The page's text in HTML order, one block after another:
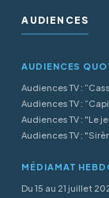
AUDIENCES
AUDIENCES
Audiences TV :
Audiences TV :
Audiences TV : "Le
Audiences TV :
MÉDIAMAT
Du 15 au 21 juillet